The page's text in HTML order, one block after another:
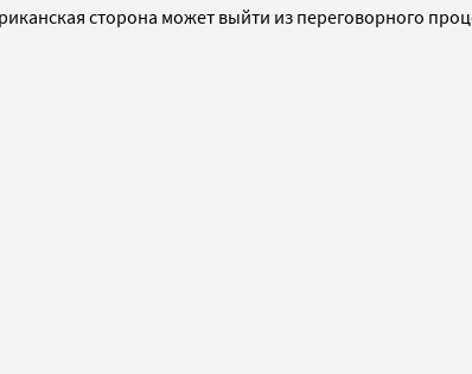
сторона может выйти из переговорного